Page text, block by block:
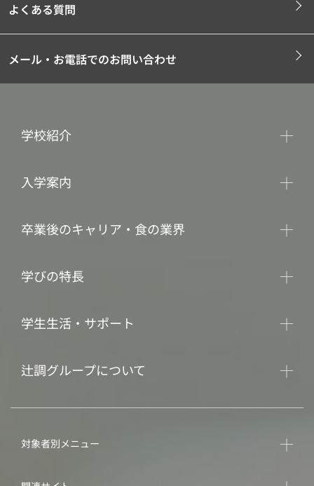
よくある質問
メール・お電話でのお問い合わせ
学校紹介
入学案内
卒業後のキャリア・食の業界
学びの特長
学生生活・サポート
辻調グループについて
対象者別メニュー